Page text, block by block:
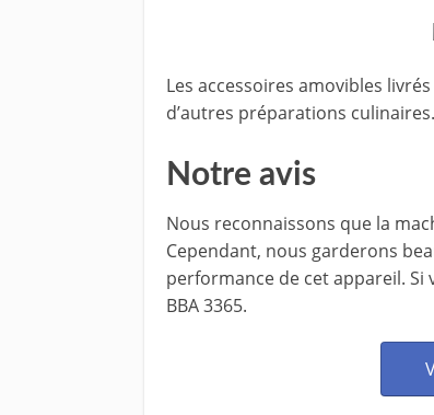
Les accessoires amovibles
d’autres préparations culinaires.
Notre avis
Nous reconnaissons que la
Cependant, nous garderons
performance de cet appareil.
BBA 3365.